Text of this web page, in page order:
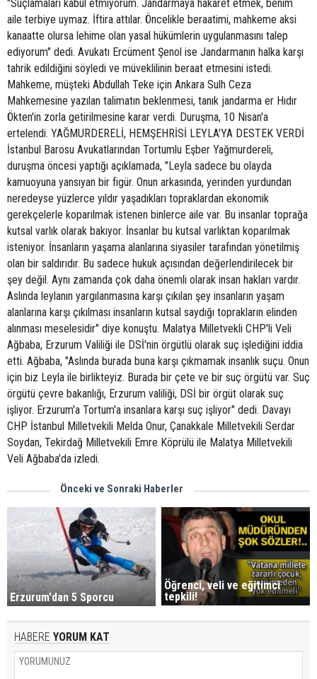
"Suçlamaları kabul etmiyorum. Jandarmaya hakaret etmek, benim
aile terbiye uymaz. İftira attılar. Öncelikle beraatimi, mahkeme aksi
kanaatte olursa lehime olan yasal hükümlerin uygulanmasını talep
ediyorum" dedi. Avukatı Ercüment Şenol ise Jandarmanın halka karşı
tahrik edildiğini söyledi ve müveklilinin beraat etmesini istedi.
Mahkeme, müşteki Abdullah Teke için Ankara Sulh Ceza
Mahkemesine yazılan talimatın beklenmesi, tanık jandarma er Hıdır
Ökten'in zorla getirilmesine karar verdi. Duruşma, 10 Nisan'a
ertelendi. YAĞMURDERELİ, HEMŞEHRİSİ LEYLA'YA DESTEK VERDİ
İstanbul Barosu Avukatlarından Tortumlu Eşber Yağmurdereli,
duruşma öncesi yaptığı açıklamada, "Leyla sadece bu olayda
kamuoyuna yansıyan bir figür. Onun arkasında, yerinden yurdundan
neredeyse yüzlerce yıldır yaşadıkları topraklardan ekonomik
gerekçelerle koparılmak istenen binlerce aile var. Bu insanlar toprağa
kutsal varlık olarak bakıyor. İnsanlar bu kutsal varlıktan koparılmak
isteniyor. İnsanların yaşama alanlarına siyasiler tarafından yönetilmiş
olan bir saldırıdır. Bu sadece hukuk açısından değerlendirilecek bir
şey değil. Aynı zamanda çok daha önemli olarak insan hakları vardır.
Aslında leylanın yargılanmasına karşı çıkılan şey insanların yaşam
alanlarına karşı çıkılması insanların kutsal saydığı toprakların elinden
alınması meselesidir" diye konuştu. Malatya Milletvekli CHP'li Veli
Ağbaba, Erzurum Valiliği ile DSİ'nin örgütlü olarak suç işlediğini iddia
etti. Ağbaba, "Aslında burada buna karşı çıkmamak insanlık suçu. Onun
için biz Leyla ile birlikteyiz. Burada bir çete ve bir suç örgütü var. Suç
örgütü çevre bakanlığı, Erzurum valiliği, DSİ bir örgüt olarak suç
işliyor. Erzurum'a Tortum'a insanlara karşı suç işliyor" dedi. Davayı
CHP İstanbul Milletvekili Melda Onur, Çanakkale Milletvekili Serdar
Soydan, Tekirdağ Milletvekili Emre Köprülü ile Malatya Milletvekili
Veli Ağbaba'da izledi.
Önceki ve Sonraki Haberler
Erzurum'dan 5 Sporcu
Öğrenci, veli ve eğitimci
tepkili!
HABERE YORUM KAT